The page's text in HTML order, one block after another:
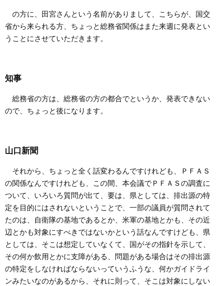
の方に、田宮さんという名前がありまして、こちらが、国交
省から来られる方、ちょっと総務省関係はまた来週に発表とい
うことにさせていただきます。
知事
総務省の方は、総務省の方の都合でというか、発表できない
ので、ちょっと後になります。
山口新聞
それから、ちょっと全く話変わるんですけれども、ＰＦＡＳ
の関係なんですけれども、この間、本会議でＰＦＡＳの調査に
ついて、いろいろ質問が出て、要は、県としては、排出源の特
定を目的にはされないということで、一部の議員が質問されて
たのは、自衛隊の基地であるとか、米軍の基地とかも、その近
辺とかも対象にすべきではないかという話なんですけども、県
としては、そこは想定していなくて、国がその指針を示して、
その何か飲用とかに支障がある、問題がある場合はその排出源
の特定をしなければならないっていうふうな、何かガイドライ
ンみたいなのがあるから、それに則って、そこは対象にしない